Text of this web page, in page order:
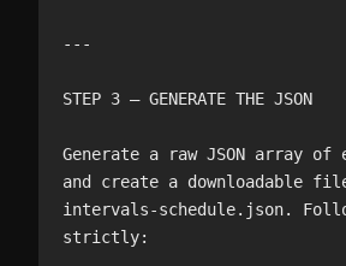
---
STEP 3 — GENERATE THE JSON
Generate a raw JSON array of
and create a downloadable file
intervals-schedule.json.
strictly: